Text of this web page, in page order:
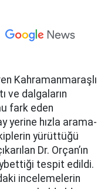
Kahramanmaraşlı
ve dalgaların
fark eden
yerine hızla arama-
yürüttüğü
Dr. Orçan’ın
tespit edildi.
incelemelerin